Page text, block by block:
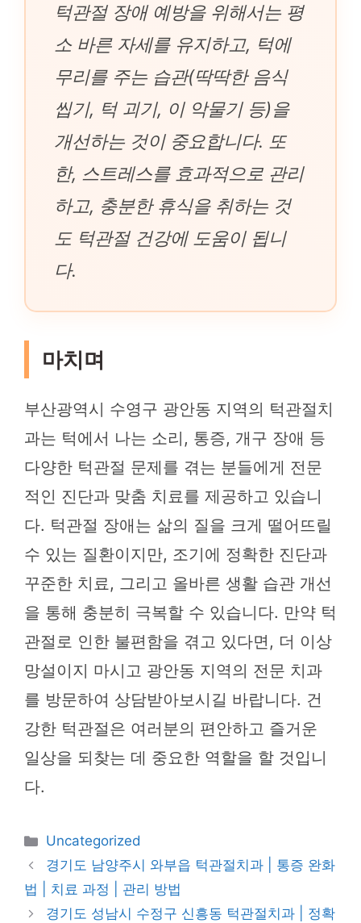
턱관절 장애 예방을 위해서는 평
소 바른 자세를 유지하고, 턱에
무리를 주는 습관(딱딱한 음식
씹기, 턱 괴기, 이 악물기 등)을
개선하는 것이 중요합니다. 또
한, 스트레스를 효과적으로 관리
하고, 충분한 휴식을 취하는 것
도 턱관절 건강에 도움이 됩니
다.
마치며
부산광역시 수영구 광안동 지역의 턱관절치
과는 턱에서 나는 소리, 통증, 개구 장애 등
다양한 턱관절 문제를 겪는 분들에게 전문
적인 진단과 맞춤 치료를 제공하고 있습니
다. 턱관절 장애는 삶의 질을 크게 떨어뜨릴
수 있는 질환이지만, 조기에 정확한 진단과
꾸준한 치료, 그리고 올바른 생활 습관 개선
을 통해 충분히 극복할 수 있습니다. 만약 턱
관절로 인한 불편함을 겪고 있다면, 더 이상
망설이지 마시고 광안동 지역의 전문 치과
를 방문하여 상담받아보시길 바랍니다. 건
강한 턱관절은 여러분의 편안하고 즐거운
일상을 되찾는 데 중요한 역할을 할 것입니
다.
카
테
리
Uncategorized
경기도 남양주시 와부읍 턱관절치과 | 통증 완화
법 | 치료 과정 | 관리 방법
경기도 성남시 수정구 신흥동 턱관절치과 | 정확